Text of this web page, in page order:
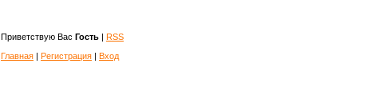
Приветствую Вас Гость | RSS
Главная | Регистрация | Вход